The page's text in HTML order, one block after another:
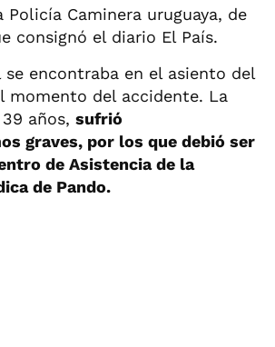
Caminera uruguaya, de
consignó el diario El País.
encontraba en el asiento del
momento del accidente. La
años, sufrió
graves, por los que debió ser
de Asistencia de la
de Pando.